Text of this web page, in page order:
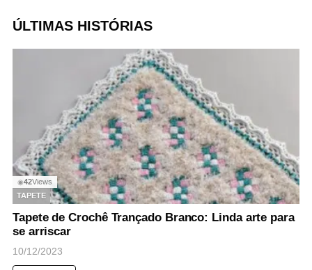
ÚLTIMAS HISTÓRIAS
◉42Views
TAPETE
Tapete de Crochê Trançado Branco: Linda arte para
se arriscar
10/12/2023